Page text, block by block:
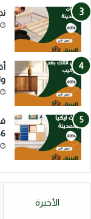
الأخيرة